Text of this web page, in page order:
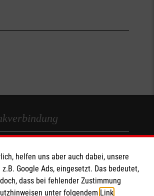
DE0937 02050 0000 2401205
helfen uns aber auch dabei, unsere
Google Ads, eingesetzt. Das bedeutet,
dass bei fehlender Zustimmung
unter folgendem Link